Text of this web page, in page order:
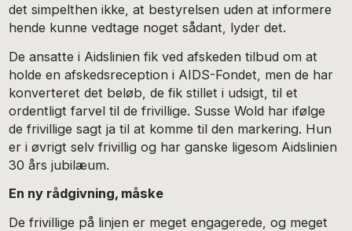
det simpelthen ikke, at bestyrelsen uden at informere
hende kunne vedtage noget sådant, lyder det.
De ansatte i Aidslinien fik ved afskeden tilbud om at
holde en afskedsreception i AIDS-Fondet, men de har
konverteret det beløb, de fik stillet i udsigt, til et
ordentligt farvel til de frivillige. Susse Wold har ifølge
de frivillige sagt ja til at komme til den markering. Hun
er i øvrigt selv frivillig og har ganske ligesom Aidslinien
30 års jubilæum.
En ny rådgivning, måske
De frivillige på linjen er meget engagerede, og meget